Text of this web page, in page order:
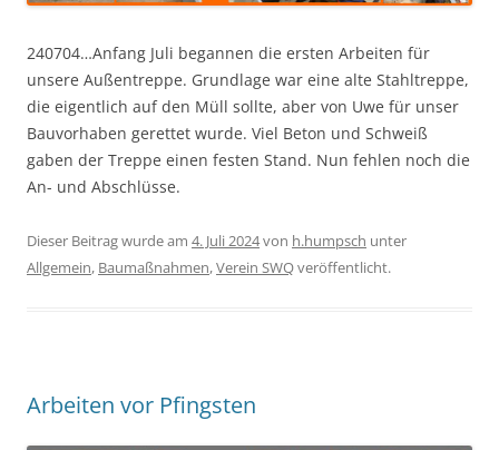
240704…Anfang Juli begannen die ersten Arbeiten für
unsere Außentreppe. Grundlage war eine alte Stahltreppe,
die eigentlich auf den Müll sollte, aber von Uwe für unser
Bauvorhaben gerettet wurde. Viel Beton und Schweiß
gaben der Treppe einen festen Stand. Nun fehlen noch die
An- und Abschlüsse.
Dieser Beitrag wurde am 4. Juli 2024von h.humpsch unter
Allgemein, Baumaßnahmen,Verein SWQveröffentlicht.
Arbeiten vor Pfingsten